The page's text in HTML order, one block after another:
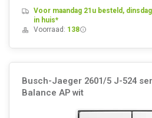
Voor maandag 21u besteld, dinsdag
in huis*
Voorraad: 138
Busch-Jaeger 2601/5 J-524
Balance AP wit